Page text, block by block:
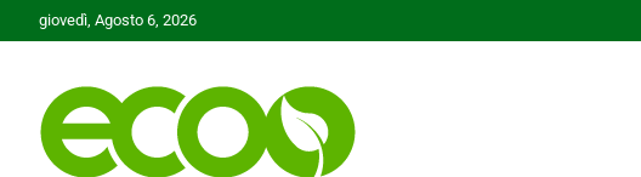
to
giovedì, Agosto 6, 2026